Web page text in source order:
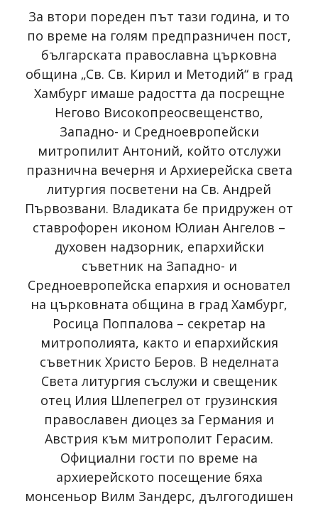
За втори пореден път тази година, и то
по време на голям предпразничен пост,
българската православна църковна
община „Св. Св. Кирил и Методий“ в град
Хамбург имаше радостта да посрещне
Негово Високопреосвещенство,
Западно- и Средноевропейски
митропилит Антоний, който отслужи
празнична вечерня и Архиерейска света
литургия посветени на Св. Андрей
Първозвани. Владиката бе придружен от
ставрофорен иконом Юлиан Ангелов –
духовен надзорник, епархийски
съветник на Западно- и
Средноевропейска епархия и основател
на църковната община в град Хамбург,
Росица Поппалова – секретар на
митрополията, както и епархийския
съветник Христо Беров. В неделната
Света литургия съслужи и свещеник
отец Илия Шлепегрел от грузинския
православен диоцез за Германия и
Австрия към митрополит Герасим.
Официални гости по време на
архиерейското посещение бяха
монсеньор Вилм Зандерс, дългогодишен